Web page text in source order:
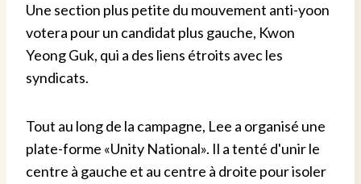
Une section plus petite du mouvement anti-yoon
votera pour un candidat plus gauche, Kwon
Yeong Guk, qui a des liens étroits avec les
syndicats.
Tout au long de la campagne, Lee a organisé une
plate-forme «Unity National». Il a tenté d'unir le
centre à gauche et au centre à droite pour isoler